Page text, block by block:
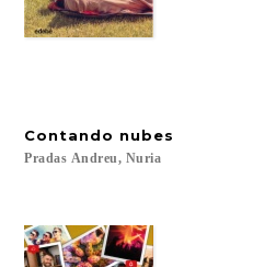
Contando nubes
Pradas Andreu, Nuria